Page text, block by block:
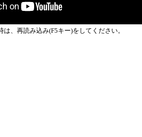
、再読み込み(F5キー)をしてください。